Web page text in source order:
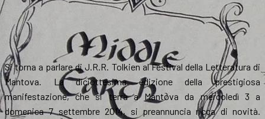
Si torna a parlare di J.R.R. Tolkien al Festival della Letteratura di
Mantova. La diciottesima edizione della prestigiosa
manifestazione, che si terrà a Mantova da mercoledì 3 a
domenica 7 settembre 2014, si preannuncia ricca di novità.